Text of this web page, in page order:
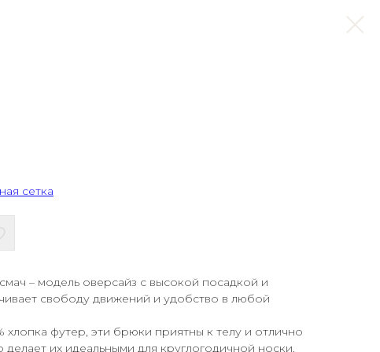
сетка
– модель оверсайз с высокой посадкой и
свободу движений и удобство в любой
хлопка футер, эти брюки приятны к телу и отлично
делает их идеальными для круглогодичной носки.